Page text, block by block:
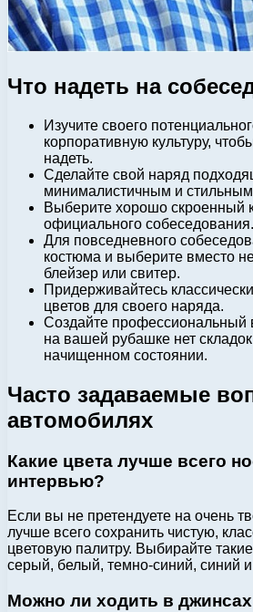
Что надеть на
Изучите своего
корпоративную культуру,
надеть.
Сделайте свой наряд
минималистичным и
Выберите хорошо скроенный
официального собеседования.
Для повседневного
костюма и выберите вместо
блейзер или свитер.
Придерживайтесь
цветов для своего наряда.
Создайте профессиональный
на вашей рубашке нет
начищенном состоянии.
Часто задаваемые
автомобилях
Какие цвета лучше всего
интервью?
Если вы не претендуете на очень
лучше всего сохранить чистую,
цветовую палитру. Выбирайте
серый, белый, темно-синий, синий
Можно ли ходить в